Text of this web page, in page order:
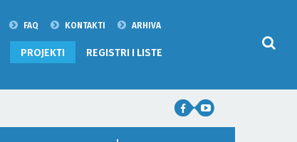
FAQ KONTAKTI ARHIVA
PROJEKTI REGISTRI I LISTE